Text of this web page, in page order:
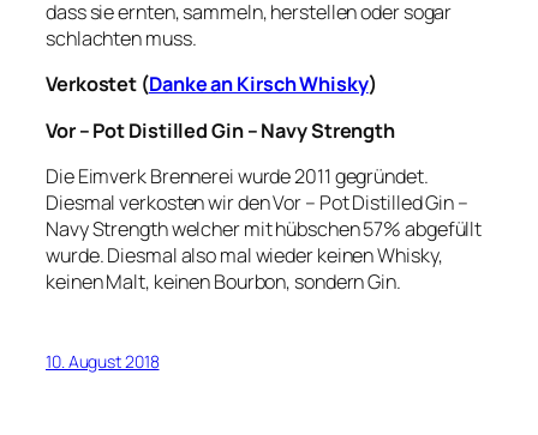
dass sie ernten, sammeln, herstellen oder sogar
schlachten muss.
Verkostet (Danke an Kirsch Whisky)
Vor – Pot Distilled Gin – Navy Strength
Die Eimverk Brennerei wurde 2011 gegründet.
Diesmal verkosten wir den Vor – Pot Distilled Gin –
Navy Strength welcher mit hübschen 57% abgefüllt
wurde. Diesmal also mal wieder keinen Whisky,
keinen Malt, keinen Bourbon, sondern Gin.
10. August 2018